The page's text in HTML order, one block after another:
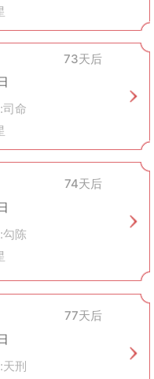
73天后
命
74天后
陈
77天后
刑